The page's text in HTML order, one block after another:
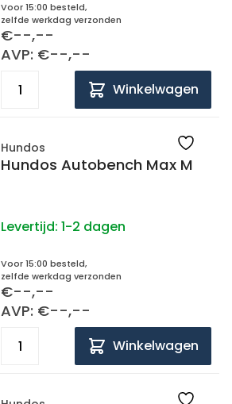
Voor 15:00 besteld,
zelfde werkdag verzonden
€--,--
AVP: €--,--
Winkelwagen
Hundos
Hundos Autobench Max M
Levertijd: 1-2 dagen
Voor 15:00 besteld,
zelfde werkdag verzonden
€--,--
AVP: €--,--
Winkelwagen